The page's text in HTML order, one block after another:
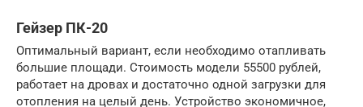
Гейзер ПК-20
Оптимальный вариант, если необходимо отапливать
большие площади. Стоимость модели 55500 рублей,
работает на дровах и достаточно одной загрузки для
отопления на целый день. Устройство экономичное,